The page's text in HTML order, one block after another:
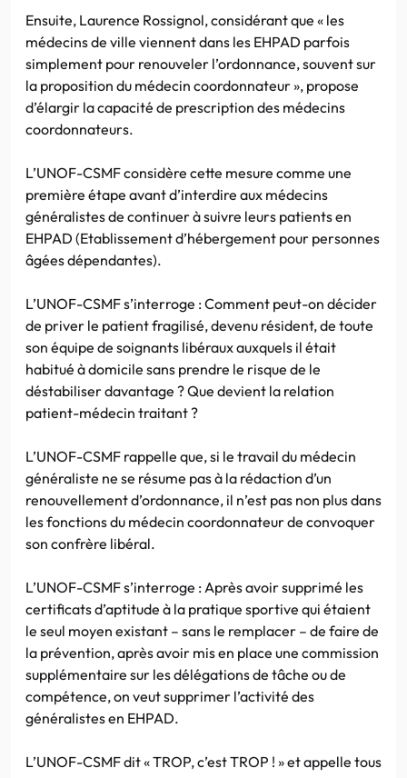
Ensuite, Laurence Rossignol, considérant que « les
médecins de ville viennent dans les EHPAD parfois
simplement pour renouveler l’ordonnance, souvent sur
la proposition du médecin coordonnateur », propose
d’élargir la capacité de prescription des médecins
coordonnateurs.
L’UNOF-CSMF considère cette mesure comme une
première étape avant d’interdire aux médecins
généralistes de continuer à suivre leurs patients en
EHPAD (Etablissement d’hébergement pour personnes
âgées dépendantes).
L’UNOF-CSMF s’interroge : Comment peut-on décider
de priver le patient fragilisé, devenu résident, de toute
son équipe de soignants libéraux auxquels il était
habitué à domicile sans prendre le risque de le
déstabiliser davantage ? Que devient la relation
patient-médecin traitant ?
L’UNOF-CSMF rappelle que, si le travail du médecin
généraliste ne se résume pas à la rédaction d’un
renouvellement d’ordonnance, il n’est pas non plus dans
les fonctions du médecin coordonnateur de convoquer
son confrère libéral.
L’UNOF-CSMF s’interroge : Après avoir supprimé les
certificats d’aptitude à la pratique sportive qui étaient
le seul moyen existant – sans le remplacer – de faire de
la prévention, après avoir mis en place une commission
supplémentaire sur les délégations de tâche ou de
compétence, on veut supprimer l’activité des
généralistes en EHPAD.
L’UNOF-CSMF dit « TROP, c’est TROP ! » et appelle tous